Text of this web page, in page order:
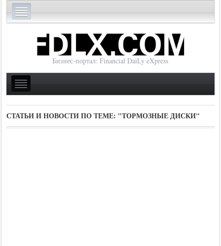
Бизнес-портал: Financial DaiLy eXpress
СТАТЬИ И НОВОСТИ ПО ТЕМЕ: "ТОРМОЗНЫЕ ДИСКИ"